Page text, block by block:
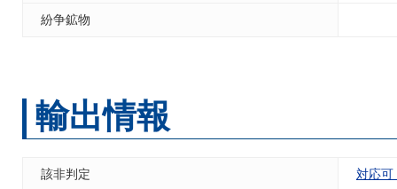
紛争鉱物
輸出情報
該非判定 対応可